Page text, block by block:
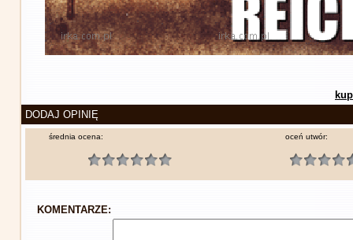
DODAJ OPINIĘ
średnia ocena: oceń utwór:
KOMENTARZE: